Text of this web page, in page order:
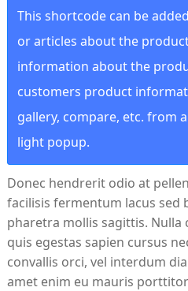
This shortcode can be
or articles about the
information about the
customers product
gallery, compare, etc. from
light popup.
Donec hendrerit odio at
facilisis fermentum lacus sed
pharetra mollis sagittis. Nulla
quis egestas sapien cursus
convallis orci, vel interdum
amet enim eu mauris